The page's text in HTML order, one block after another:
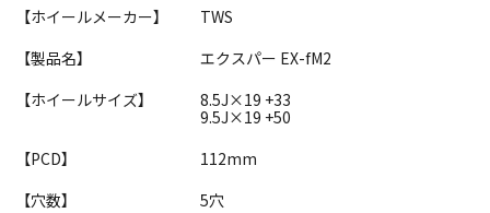
【ホイールメーカー】
TWS
【製品名】
エクスパー EX-fM2
【ホイールサイズ】
8.5J×19 +33
9.5J×19 +50
【PCD】
112mm
【穴数】
5穴